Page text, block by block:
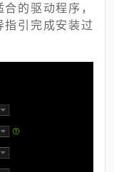
的驱动程序，
引完成安装过